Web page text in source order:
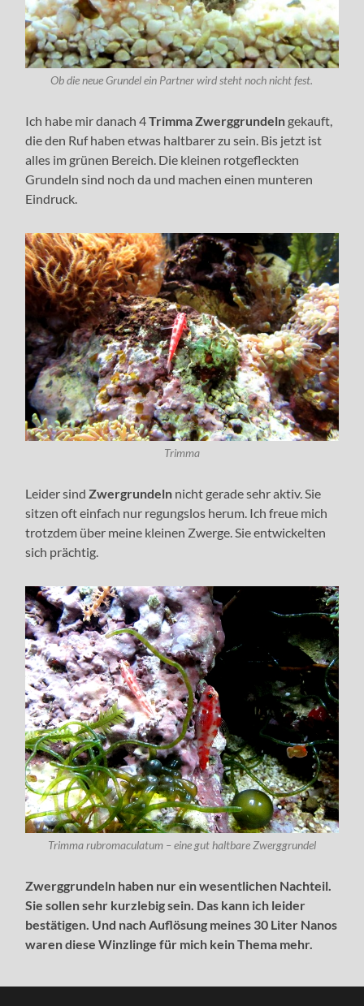
Ob die neue Grundel ein Partner wird steht noch nicht fest.
Ich habe mir danach 4Trimma Zwerggrundeln gekauft,
die den Ruf haben etwas haltbarer zu sein. Bis jetzt ist
alles im grünen Bereich. Die kleinen rotgefleckten
Grundeln sind noch da und machen einen munteren
Eindruck.
Trimma
Leider sindZwergrundeln nicht gerade sehr aktiv. Sie
sitzen oft einfach nur regungslos herum. Ich freue mich
trotzdem über meine kleinen Zwerge. Sie entwickelten
sich prächtig.
Trimma rubromaculatum – eine gut haltbare Zwerggrundel
Zwerggrundeln haben nur ein wesentlichen Nachteil.
Sie sollen sehr kurzlebig sein. Das kann ich leider
bestätigen. Und nach Auflösung meines 30 Liter Nanos
waren diese Winzlinge für mich kein Thema mehr.